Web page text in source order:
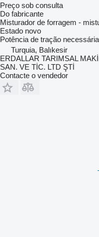
Preço sob consulta
Do fabricante
Misturador de forragem -
Estado novo
Potência de tração necessária
Turquia, Balıkesir
ERDALLAR TARIMSAL
SAN. VE TİC. LTD ŞTİ
Contacte o vendedor